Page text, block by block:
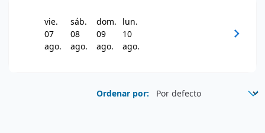
vie.
07
ago.
sáb.
08
ago.
dom.
09
ago.
lun.
10
ago.
chevron_right
Ordenar por: